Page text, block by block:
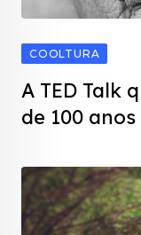
COOLTURA
A TED Talk
de 100 anos